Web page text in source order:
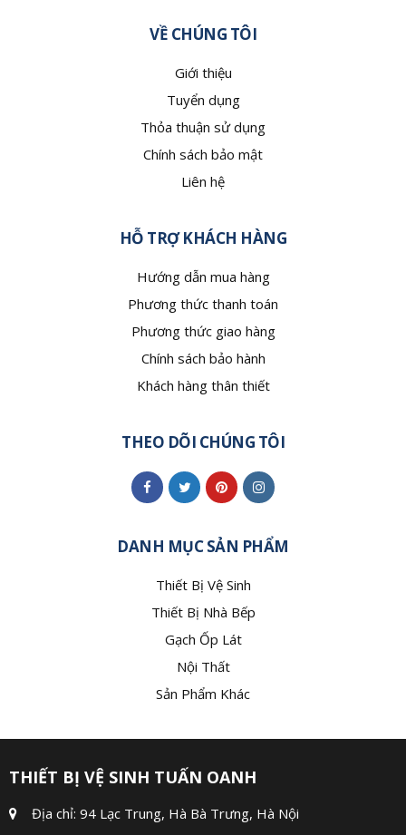
VỀ CHÚNG TÔI
Giới thiệu
Tuyển dụng
Thỏa thuận sử dụng
Chính sách bảo mật
Liên hệ
HỖ TRỢ KHÁCH HÀNG
Hướng dẫn mua hàng
Phương thức thanh toán
Phương thức giao hàng
Chính sách bảo hành
Khách hàng thân thiết
THEO DÕI CHÚNG TÔI
DANH MỤC SẢN PHẨM
Thiết Bị Vệ Sinh
Thiết Bị Nhà Bếp
Gạch Ốp Lát
Nội Thất
Sản Phẩm Khác
THIẾT BỊ VỆ SINH TUẤN OANH
Địa chỉ: 94 Lạc Trung, Hà Bà Trưng, Hà Nội